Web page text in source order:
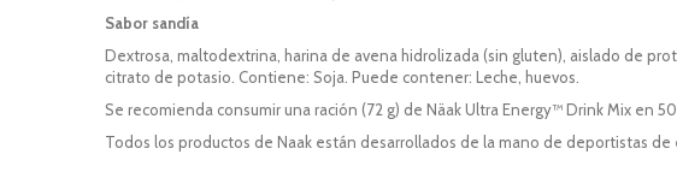
Sabor sandía
Dextrosa, maltodextrina, harina de avena hidrolizada (sin gluten), aislado de
citrato de potasio. Contiene: Soja. Puede contener: Leche, huevos.
Se recomienda consumir una ración (72 g) de Näak Ultra Energy™ Drink Mix
Todos los productos de Naak están desarrollados de la mano de deportistas